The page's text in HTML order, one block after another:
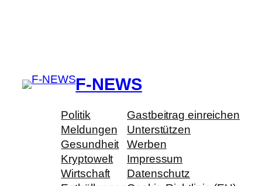
F-NEWS
Politik
Meldungen
Gesundheit
Kryptowelt
Wirtschaft
Gastbeitrag einreichen
Unterstützen
Werben
Impressum
Datenschutz